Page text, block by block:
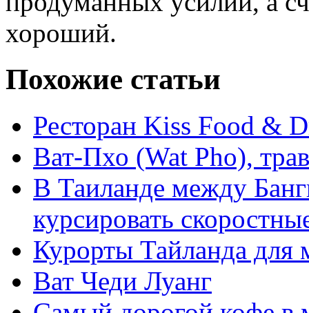
хороший.
Похожие статьи
Ресторан Kiss Food &
Ват-Пхо (Wat Pho),
В Таиланде между
курсировать
Курорты Тайланда для
Ват Чеди Луанг